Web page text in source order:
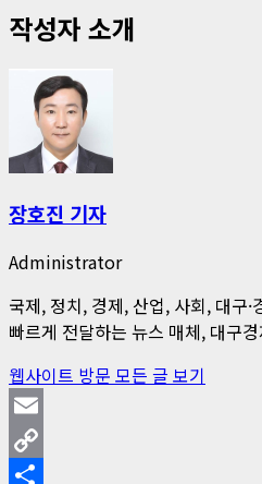
작성자 소개
장호진 기자
Administrator
국제, 정치, 경제, 산업, 사회, 대구
빠르게 전달하는 뉴스 매체, 대구
웹사이트 방문 모든 글 보기
Email
Copy